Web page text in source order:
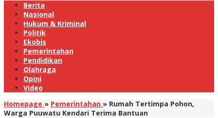
Berita
Nasional
Hukum & Kriminal
Politik
Ekobis
Pemerintahan
Pendidikan
Olahraga
Opini
Video
Homepage » Pemerintahan » Rumah Tertimpa Pohon,
Warga Puuwatu Kendari Terima Bantuan